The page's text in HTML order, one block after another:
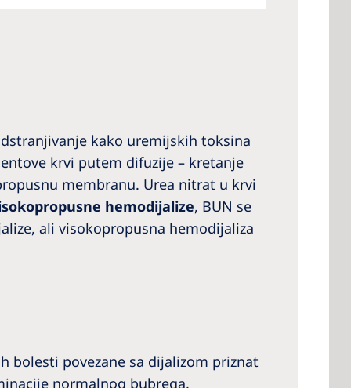
kako uremijskih toksina
krvi putem difuzije – kretanje
membranu. Urea nitrat u krvi
hemodijalize, BUN se
ali visokopropusna hemodijaliza
povezane sa dijalizom priznat
normalnog bubrega.